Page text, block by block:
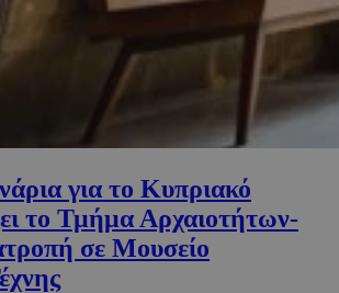
για το Κυπριακό
το Τμήμα Αρχαιοτήτων-
σε Μουσείο